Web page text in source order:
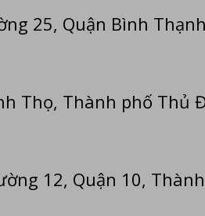
25, Quận Bình
Thọ, Thành phố Thủ
12, Quận 10,